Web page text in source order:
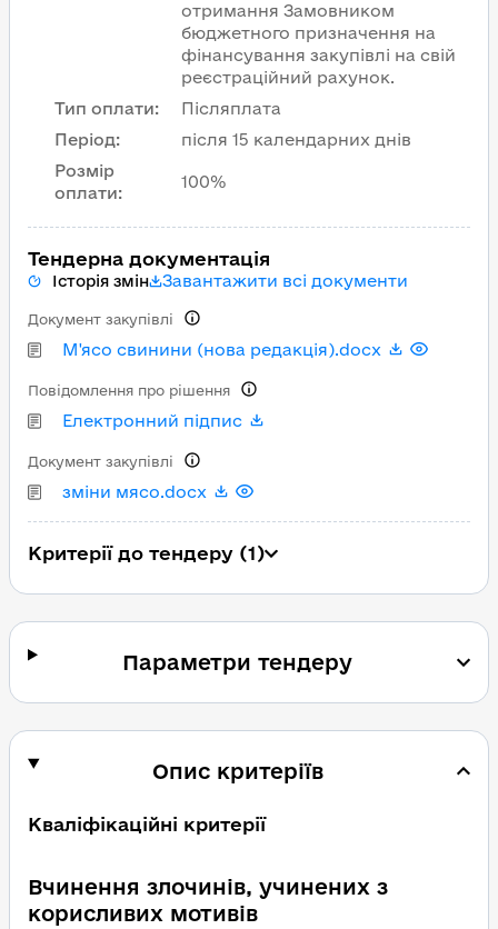
отримання Замовником
бюджетного призначення на
фінансування закупівлі на свій
реєстраційний рахунок.
Тип оплати:
Післяплата
Період:
після 15 календарних днів
Розмір
оплати:
100%
Тендерна документація
Історія змін Завантажити всі документи
М'ясо свинини (нова редакція).docx
Документ закупівлі
Електронний підпис
Повідомлення про рішення
зміни мясо.docx
Документ закупівлі
Критерії до тендеру (1)
Параметри тендеру
Опис критеріїв
Кваліфікаційні критерії
Вчинення злочинів, учинених з
корисливих мотивів